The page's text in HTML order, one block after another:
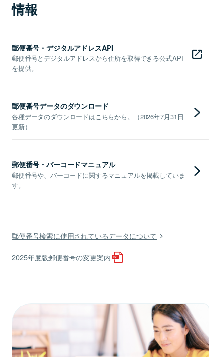
情報
郵便番号・デジタルアドレスAPI
郵便番号とデジタルアドレスから住所を取得できる公式API
を提供。
郵便番号データのダウンロード
各種データのダウンロードはこちらから。（2026年7月31日
更新）
郵便番号・バーコードマニュアル
郵便番号や、バーコードに関するマニュアルを掲載していま
す。
郵便番号検索に使用されているデータについて
2025年度版郵便番号の変更案内